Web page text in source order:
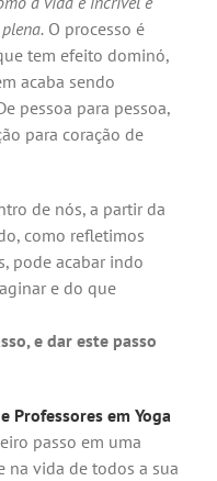
O processo é
tem efeito dominó,
acaba sendo
pessoa para pessoa,
para coração de
de nós, a partir da
como refletimos
pode acabar indo
e do que
e dar este passo
Professores em Yoga
passo em uma
na vida de todos a sua